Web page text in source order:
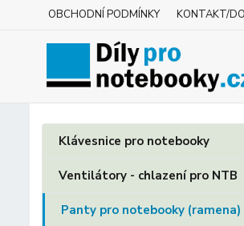
OBCHODNÍ PODMÍNKY KONTAKT/
Klávesnice pro notebooky
Ventilátory - chlazení pro NTB
Panty pro notebooky (ramena)